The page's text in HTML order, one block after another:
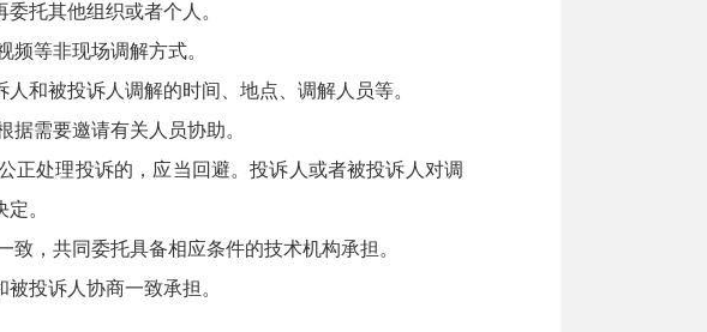
托其他组织或者个人。
等非现场调解方式。
被投诉人调解的时间、地点、调解人员等。
需要邀请有关人员协助。
处理投诉的，应当回避。投诉人或者被投诉人对调
。
，共同委托具备相应条件的技术机构承担。
投诉人协商一致承担。